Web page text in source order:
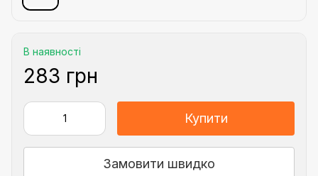
В наявності
283 грн
Купити
Замовити швидко